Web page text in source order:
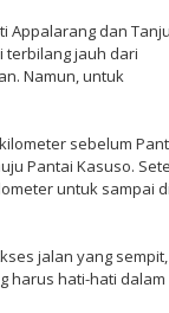
Appalarang dan
terbilang jauh dari
Namun, untuk
sebelum
Pantai Kasuso.
untuk sampai
jalan yang sempit,
harus hati-hati dalam